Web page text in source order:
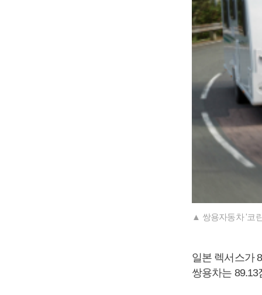
▲ 쌍용자동차 '코
일본 렉서스가
쌍용차는 89.13